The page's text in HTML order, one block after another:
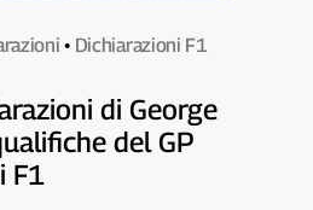
• Dichiarazioni F1
di George
del GP
F1